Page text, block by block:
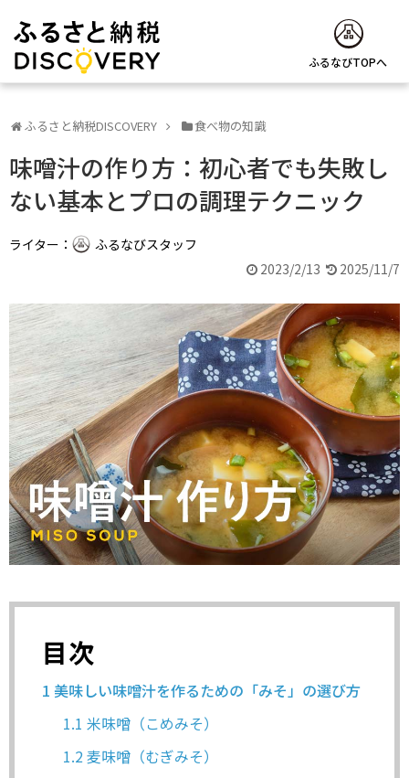
ふるなびTOPへ
ふるさと納税DISCOVERY 食べ物の知識
味噌汁の作り方：初心者でも失敗し
ない基本とプロの調理テクニック
ライター：
ふるなびスタッフ
2023/2/13
2025/11/7
目次
1 美味しい味噌汁を作るための「みそ」の選び方
1.1 米味噌（こめみそ）
1.2 麦味噌（むぎみそ）